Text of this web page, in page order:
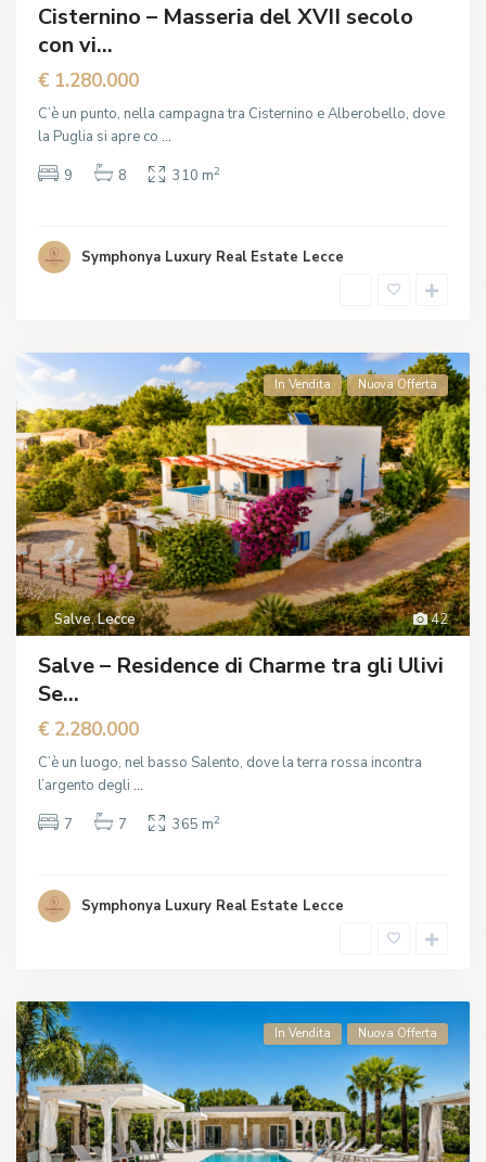
Cisternino – Masseria del XVII secolo
con vi...
€ 1.280.000
C’è un punto, nella campagna tra Cisternino e Alberobello, dove
la Puglia si apre co...
9
8 310 m2
Symphonya Luxury Real Estate Lecce
42
Salve,Lecce
In Vendita Nuova Offerta
Salve – Residence di Charme tra gli Ulivi
Se...
€ 2.280.000
C’è un luogo, nel basso Salento, dove la terra rossa incontra
l’argento degli...
7
7 365 m2
Symphonya Luxury Real Estate Lecce
In Vendita Nuova Offerta